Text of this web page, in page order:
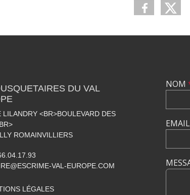
DU VAL
LILANDRY <BR>BOULEVARD DES
ROMAINVILLIERS
VAL-EUROPE.COM
LÉGALES
NOM
EMAIL